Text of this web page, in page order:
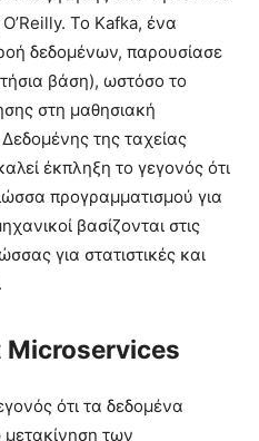
Το Kafka, ένα
δεδομένων, παρουσίασε
βάση), ωστόσο το
στη μαθησιακή
της ταχείας
έκπληξη το γεγονός ότι
προγραμματισμού για
βασίζονται στις
για στατιστικές και
Microservices
ότι τα δεδομένα
μετακίνηση των